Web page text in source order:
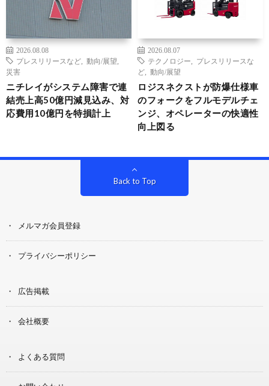
2026.08.08
プレスリリースなど
動向/展望
災害
ニチレイがシステム障害で連
結売上高50億円減見込み、対
応費用10億円を特損計上
2026.08.07
テクノロジー
プレスリリースな
ど
動向/展望
ロジスネクストが防爆仕様車
のフォークをフルモデルチェ
ンジ、オペレーターの快適性
向上図る
Back to Top
メルマガ会員登録
プライバシーポリシー
広告掲載
会社概要
よくある質問